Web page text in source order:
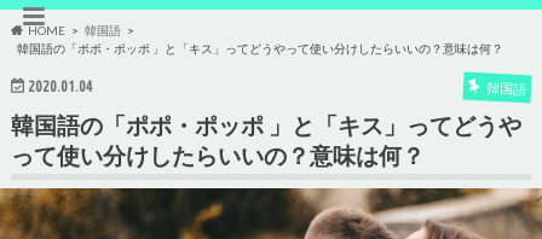
HOME
韓国語
韓国語の「ポポ・ポッポ 」と「キス」ってどうやって使い分けしたらいいの？意味は何？
2020.01.04 韓国語
韓国語の「ポポ・ポッポ 」と「キス」ってどうや
って使い分けしたらいいの？意味は何？